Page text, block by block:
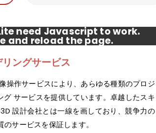
need Javascript to work.
and reload the page.
ングサービス
操作サービスにより、あらゆる種類のプロジ
サービスを提供しています。卓越したスキ
設計会社とは一線を画しており、競争力の
サービスを保証します。